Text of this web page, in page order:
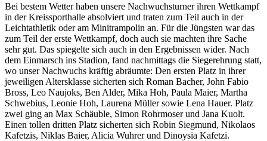
Bei bestem Wetter haben unsere Nachwuchsturner ihren Wettkampf
in der Kreissporthalle absolviert und traten zum Teil auch in der
Leichtathletik oder am Minitrampolin an. Für die Jüngsten war das
zum Teil der erste Wettkampf, doch auch sie machten ihre Sache
sehr gut. Das spiegelte sich auch in den Ergebnissen wider. Nach
dem Einmarsch ins Stadion, fand nachmittags die Siegerehrung statt,
wo unser Nachwuchs kräftig abräumte: Den ersten Platz in ihrer
jeweiligen Altersklasse sicherten sich Roman Bacher, John Fabio
Bross, Leo Naujoks, Ben Alder, Mika Hoh, Paula Maier, Martha
Schwebius, Leonie Hoh, Laurena Müller sowie Lena Hauer. Platz
zwei ging an Max Schäuble, Simon Rohrmoser und Jana Kuolt.
Einen tollen dritten Platz sicherten sich Robin Siegmund, Nikolaos
Kafetzis, Niklas Baier, Alicia Wuhrer und Dinoysia Kafetzi.